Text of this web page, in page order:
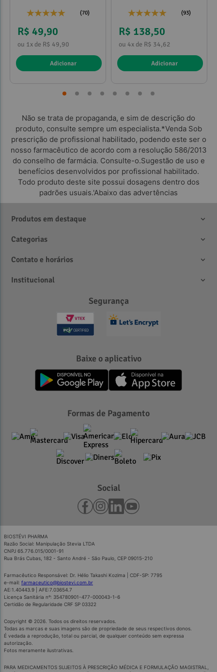
(70)
R$ 49,90
ou 1x de R$ 49,90
Adicionar
(93)
R$ 138,50
ou 4x de R$ 34,62
Adicionar
Não se trata de propaganda, e sim de descrição do
produto, consulte sempre um especialista.*Venda Sob
prescrição de profissional habilitado, podendo este ser o
nosso farmacêutico de acordo com a resolução 586/2013
do conselho de farmácia. Consulte-o.Sugestão de uso e
benefícios desenvolvidos por profissional habilitado.
Todo produto deste site possui dosagens dentro dos
padrões usuais.'Abaixo das advertências
Produtos em destaque
Categorias
Contato e horários
Institucional
Segurança
Baixe o aplicativo
Formas de Pagamento
Social
BIOSTÉVI PHARMA
Razão Social: Manipulação Stevia LTDA
CNPJ 65.776.015/0001-91
Rua Brás Cubas, 182 - Santo André - São Paulo, CEP 09015-210
Farmacêutico Responsável: Dr. Hélio Takashi Kozima | CDF-SP: 7795
e-mail: farmaceutico@biostevi.com.br
AE:1.40443.9 | AFE:7.03654.7
Licença Sanitária nº: 354780901-477-000043-1-6
Certidão de Regularidade CRF SP 03322
Copyright © 2026. Todos os direitos reservados.
Todas as marcas e suas imagens são de propriedade de seus respectivos donos.
É vedada a reprodução, total ou parcial, de qualquer conteúdo sem expressa
autorização.
Fotos meramente ilustrativas.
PARA MEDICAMENTOS SUJEITOS À PRESCRIÇÃO MÉDICA E FORMULAÇÃO MAGISTRAL,